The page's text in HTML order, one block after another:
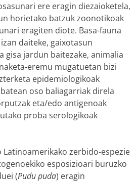
ere eragin diezaioketela,
horietako batzuk zoonotikoak
eragiten diote. Basa-fauna
daiteke, gaixotasun
gisa jardun baitezake, animalia
eremu mugatuetan bizi
epidemiologikoak
oso baliagarriak direla
eta/edo antigenoak
proba serologikoak
zerbido-espezie
esposizioari buruzko
(Pudu puda) eragin